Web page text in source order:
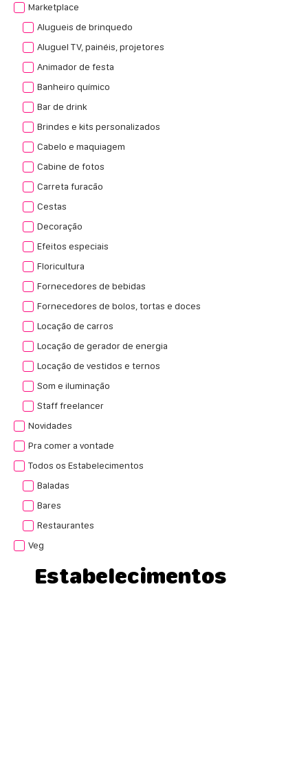
Marketplace
Alugueis de brinquedo
Aluguel TV, painéis, projetores
Animador de festa
Banheiro químico
Bar de drink
Brindes e kits personalizados
Cabelo e maquiagem
Cabine de fotos
Carreta furacão
Cestas
Decoração
Efeitos especiais
Floricultura
Fornecedores de bebidas
Fornecedores de bolos, tortas e doces
Locação de carros
Locação de gerador de energia
Locação de vestidos e ternos
Som e iluminação
Staff freelancer
Novidades
Pra comer a vontade
Todos os Estabelecimentos
Baladas
Bares
Restaurantes
Veg
Estabelecimentos